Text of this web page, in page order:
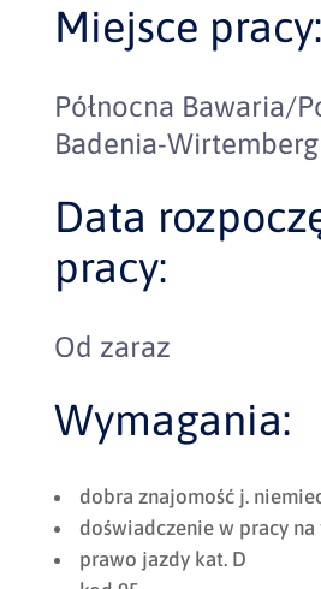
Miejsce pracy:
Północna Bawaria/
Badenia-
Data
pracy:
Od zaraz
Wymagania:
dobra znajomość j.
doświadczenie w pracy
prawo jazdy kat. D